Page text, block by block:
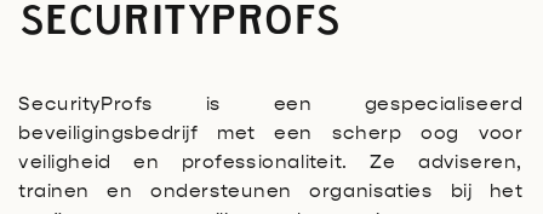
SECURITYPROFS
SecurityProfs is een gespecialiseerd
beveiligingsbedrijf met een scherp oog voor
veiligheid en professionaliteit. Ze adviseren,
trainen en ondersteunen organisaties bij het